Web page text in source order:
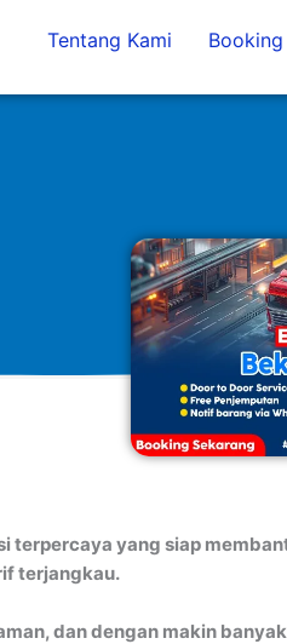
Tentang Kami
terpercaya yang siap
terjangkau.
dan dengan makin